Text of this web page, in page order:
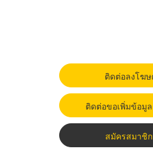
ติดต่อลงโฆ
ติดต่อขอเพิ่มข้อมู
สมัครสมาชิ